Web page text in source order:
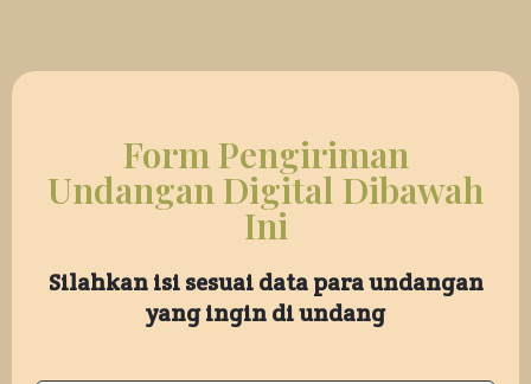
Form Pengiriman
Undangan Digital Dibawah
Ini
Silahkan isi sesuai data para undangan
yang ingin di undang